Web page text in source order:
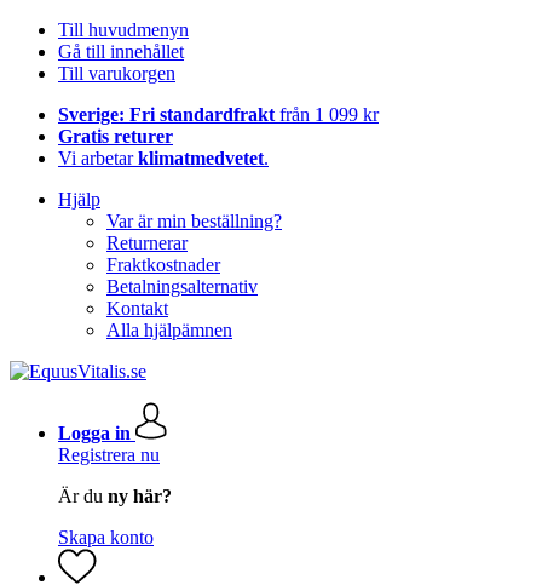
Till huvudmenyn
Gå till innehållet
Till varukorgen
Sverige: Fri standardfrakt från 1 099 kr
Gratis returer
Vi arbetarklimatmedvetet.
Hjälp
Var är min beställning?
Returnerar
Fraktkostnader
Betalningsalternativ
Kontakt
Alla hjälpämnen
Logga in
Registrera nu
Är du ny här?
Skapa konto